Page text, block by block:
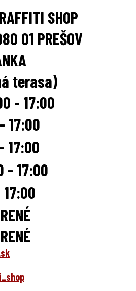
SHOP
01 PREŠOV
terasa)
- 17:00
17:00
17:00
- 17:00